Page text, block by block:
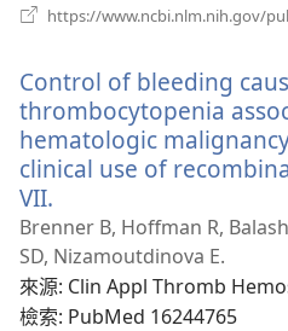
https://www.ncbi.nlm.nih.gov/
Control of bleeding
thrombocytopenia
hematologic
clinical use of
VII.
啟
新
視
窗）
Brenner B, Hoffman R,
SD, Nizamoutdinova E.
來源‎: Clin Appl Thromb
檢索‎: PubMed 16244765